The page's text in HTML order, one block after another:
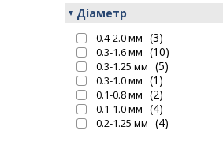
Діаметр
0.4-2.0 мм (3)
0.3-1.6 мм (10)
0.3-1.25 мм (5)
0.3-1.0 мм (1)
0.1-0.8 мм (2)
0.1-1.0 мм (4)
0.2-1.25 мм (4)